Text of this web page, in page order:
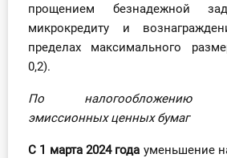
прощением безнадежной
микрокредиту и
пределах максимального
0,2).
По налогообложению
эмиссионных ценных бумаг
С 1 марта 2024 года уменьшение